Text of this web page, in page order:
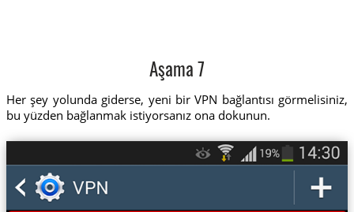
Aşama 7
Her şey yolunda giderse, yeni bir VPN bağlantısı görmelisiniz,
bu yüzden bağlanmak istiyorsanız ona dokunun.